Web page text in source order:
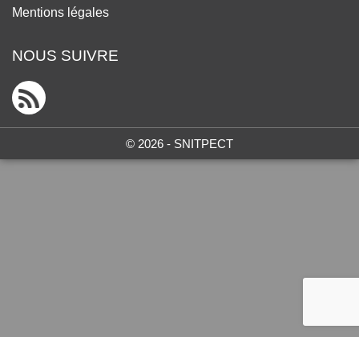
Mentions légales
NOUS SUIVRE
© 2026 - SNITPECT